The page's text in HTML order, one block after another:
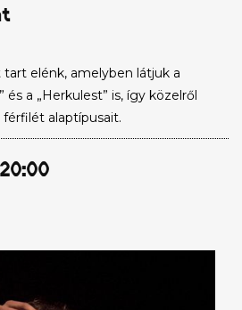
elénk, amelyben látjuk a
és a „Herkulest” is, így közelről
alaptípusait.